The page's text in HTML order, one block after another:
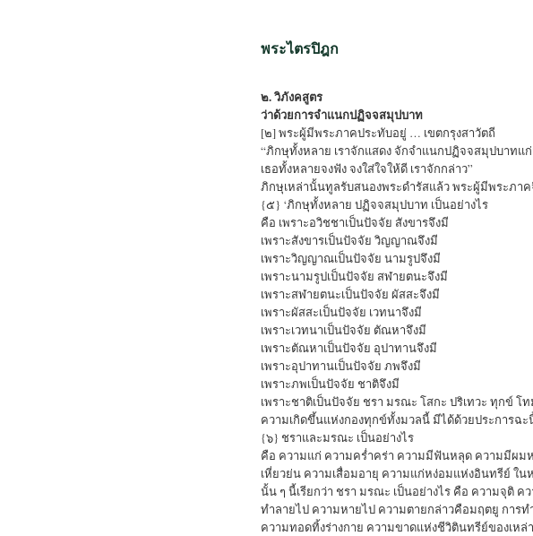
พระไตรปิฎก
๒. วิภังคสูตร
ว่าด้วยการจำแนกปฏิจจสมุปบาท
[๒] พระผู้มีพระภาคประทับอยู่ … เขตกรุงสาวัตถี
“ภิกษุทั้งหลาย เราจักแสดง จักจำแนกปฏิจจสมุปบาทแ
เธอทั้งหลายจงฟัง จงใส่ใจให้ดี เราจักกล่าว”
ภิกษุเหล่านั้นทูลรับสนองพระดำรัสแล้ว พระผู้มีพระภาค
{๕} ‘ภิกษุทั้งหลาย ปฏิจจสมุปบาท เป็นอย่างไร
คือ เพราะอวิชชาเป็นปัจจัย สังขารจึงมี
เพราะสังขารเป็นปัจจัย วิญญาณจึงมี
เพราะวิญญาณเป็นปัจจัย นามรูปจึงมี
เพราะนามรูปเป็นปัจจัย สฬายตนะจึงมี
เพราะสฬายตนะเป็นปัจจัย ผัสสะจึงมี
เพราะผัสสะเป็นปัจจัย เวทนาจึงมี
เพราะเวทนาเป็นปัจจัย ตัณหาจึงมี
เพราะตัณหาเป็นปัจจัย อุปาทานจึงมี
เพราะอุปาทานเป็นปัจจัย ภพจึงมี
เพราะภพเป็นปัจจัย ชาติจึงมี
เพราะชาติเป็นปัจจัย ชรา มรณะ โสกะ ปริเทวะ ทุกข์ โ
ความเกิดขึ้นแห่งกองทุกข์ทั้งมวลนี้ มีได้ด้วยประการฉะ
{๖} ชราและมรณะ เป็นอย่างไร
คือ ความแก่ ความคร่ำคร่า ความมีฟันหลุด ความมีผม
เหี่ยวย่น ความเสื่อมอายุ ความแก่หง่อมแห่งอินทรีย์ ใน
นั้น ๆ นี้เรียกว่า ชรา มรณะ เป็นอย่างไร คือ ความจุติ ค
ทำลายไป ความหายไป ความตายกล่าวคือมฤตยู การ
ความทอดทิ้งร่างกาย ความขาดแห่งชีวิตินทรีย์ของเห